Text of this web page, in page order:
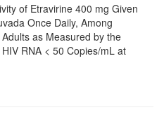
of Etravirine 400 mg Given
Once Daily, Among
as Measured by the
RNA < 50 Copies/mL at